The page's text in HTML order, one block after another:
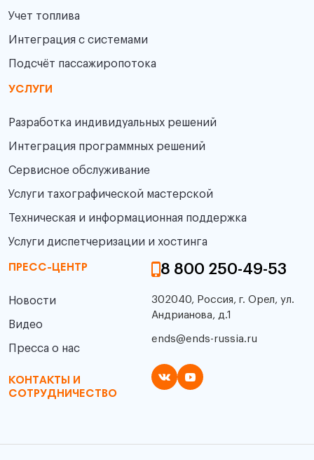
Учет топлива
Интеграция с системами
Подсчёт пассажиропотока
УСЛУГИ
Разработка индивидуальных решений
Интеграция программных решений
Сервисное обслуживание
Услуги тахографической мастерской
Техническая и информационная поддержка
Услуги диспетчеризации и хостинга
ПРЕСС-ЦЕНТР
Новости
Видео
Пресса о нас
КОНТАКТЫ И
СОТРУДНИЧЕСТВО
8 800 250-49-53
302040, Россия, г. Орел, ул.
Андрианова, д.1
ends@ends-russia.ru